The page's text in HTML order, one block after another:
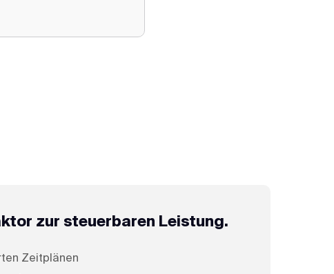
zur steuerbaren Leistung.
Zeitplänen